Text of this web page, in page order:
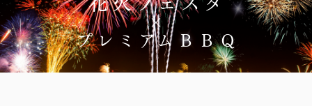
×
プレミアムＢＢＱ